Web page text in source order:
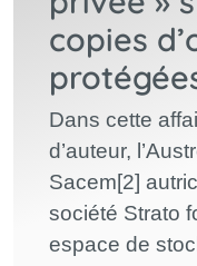
copies
Dans cette
d’auteur,
Sacem[2]
société Strato
espace de